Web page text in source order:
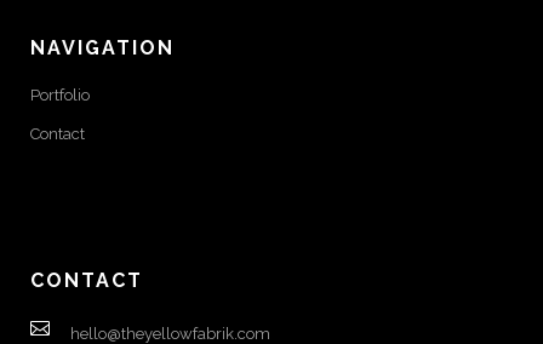
NAVIGATION
Portfolio
Contact
CONTACT
hello@theyellowfabrik.com